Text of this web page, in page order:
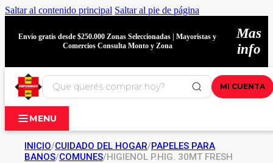
Saltar al contenido principal Saltar al pie de página
Envío gratis desde $250.000 Zonas Seleccionadas | Mayoristas y
Comercios Consulta Monto y Zona
Mas
info
MI CUENTA
MENU
INICIO/CUIDADO DEL HOGAR/PAPELES PARA
BANOS/COMUNES/HIGIENOL P.HIG. 30MT FRESH